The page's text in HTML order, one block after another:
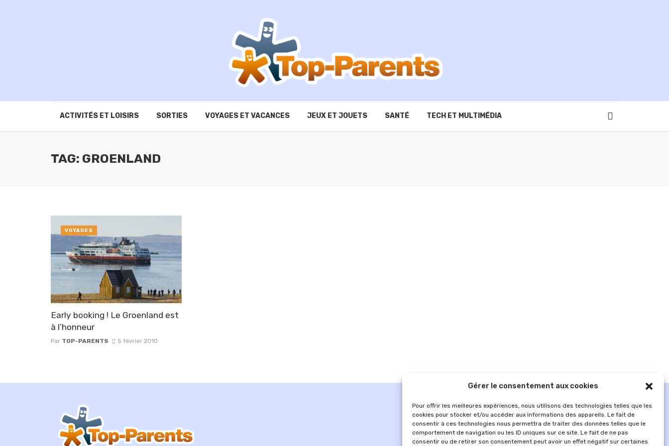
Gérer le consentement aux cookies
Pour offrir les meilleures expériences, nous utilisons des technologies telles que les
cookies pour stocker et/ou accéder aux informations des appareils. Le fait de
consentir à ces technologies nous permettra de traiter des données telles que le
comportement de navigation ou les ID uniques sur ce site. Le fait de ne pas
consentir ou de retirer son consentement peut avoir un effet négatif sur certaines
ACTIVITÉS ET LOISIRS SORTIES VOYAGES ET VACANCES JEUX ET JOUETS SANTÉ TECH ET MULTIMÉDIA
TAG: GROENLAND
Early booking ! Le Groenland est
à l’honneur
Par TOP-PARENTS 5 février 2010
VOYAGES